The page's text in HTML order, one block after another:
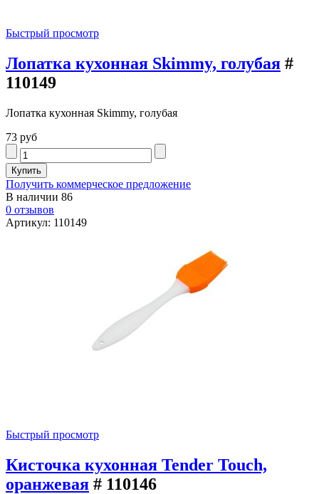
Быстрый просмотр
Лопатка кухонная Skimmy, голубая #
110149
Лопатка кухонная Skimmy, голубая
73 руб
Получить коммерческое предложение
В наличии 86
0 отзывов
Артикул: 110149
Быстрый просмотр
Кисточка кухонная Tender Touch,
оранжевая # 110146